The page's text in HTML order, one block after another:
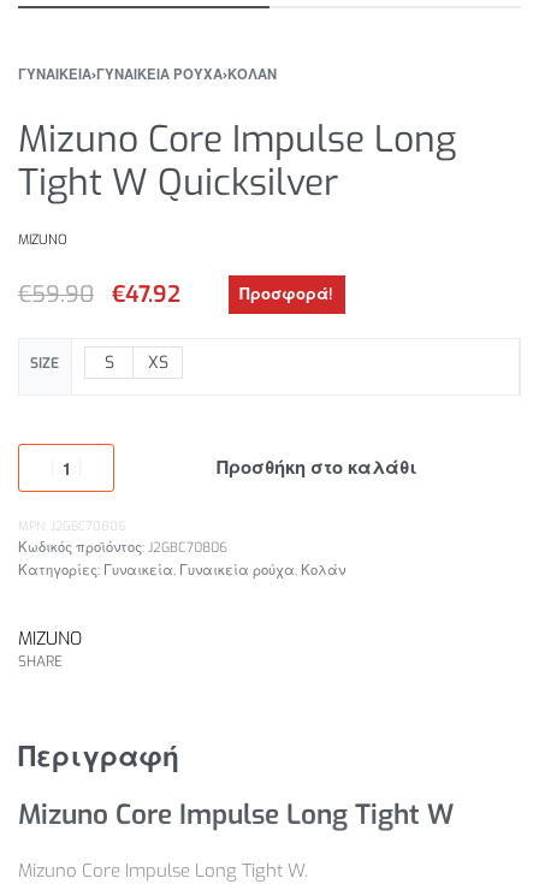
ΓΥΝΑΙΚΕΙΑ›ΓΥΝΑΙΚΕΙΑ ΡΟΥΧΑ›ΚΟΛΑΝ
Mizuno Core Impulse Long
Tight W Quicksilver
MIZUNO
€59.90 €47.92 Προσφορά!
SIZE S XS
Προσθήκη στο καλάθι
MPN: J2GBC70806
J2GBC70806
Κατηγορίες: Γυναικεία, Γυναικεία ρούχα, Κολάν
MIZUNO
SHARE
Περιγραφή
Mizuno Core Impulse Long Tight W
Mizuno Core Impulse Long Tight W.